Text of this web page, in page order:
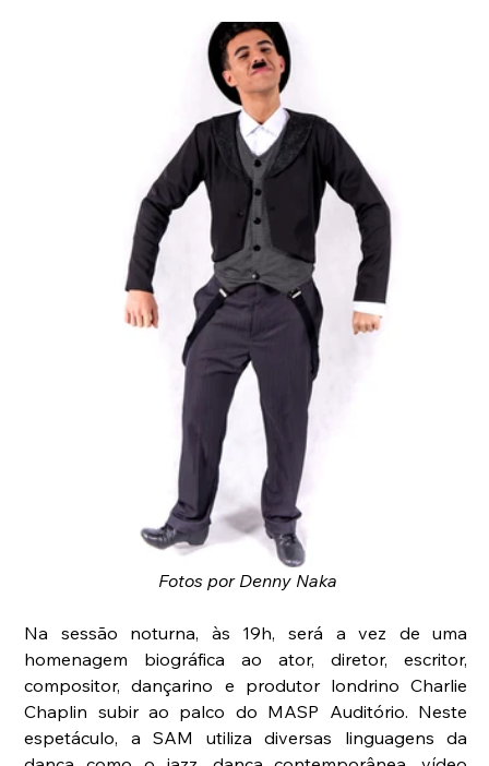
Fotos por Denny Naka
Na sessão noturna, às 19h, será a vez de uma
homenagem biográfica ao ator, diretor, escritor,
compositor, dançarino e produtor londrino Charlie
Chaplin subir ao palco do MASP Auditório. Neste
espetáculo, a SAM utiliza diversas linguagens da